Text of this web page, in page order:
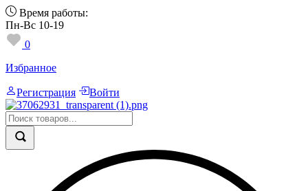
Время работы:
Пн-Вс 10-19
0
Избранное
Регистрация Войти